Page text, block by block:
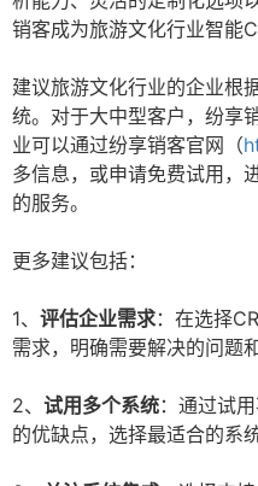
销客成为旅游文化行业智能
建议旅游文化行业的企业根
统。对于大中型客户，纷享
业可以通过纷享销客官网（
多信息，或申请免费试用，
的服务。
更多建议包括：
1、 评估企业需求：在选择
需求，明确需要解决的问题
2、 试用多个系统：通过试
的优缺点，选择最适合的系统